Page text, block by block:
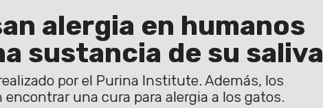
alergia en humanos
sustancia de su saliva
por el Purina Institute. Además, los
una cura para alergia a los gatos.